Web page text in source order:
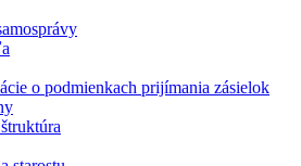
o podmienkach prijímania zásielok